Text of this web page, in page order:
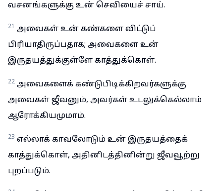
வசனங்களுக்கு உன் செவியைச் சாய்.
21 அவைகள் உன் கண்களை விட்டுப்
பிரியாதிருப்பதாக; அவைகளை உன்
இருதயத்துக்குள்ளே காத்துக்கொள்.
22 அவைகளைக் கண்டுபிடிக்கிறவர்களுக்கு
அவைகள் ஜீவனும், அவர்கள் உடலுக்கெல்லாம்
ஆரோக்கியமுமாம்.
23 எல்லாக் காவலோடும் உன் இருதயத்தைக்
காத்துக்கொள், அதினிடத்தினின்று ஜீவவூற்று
புறப்படும்.